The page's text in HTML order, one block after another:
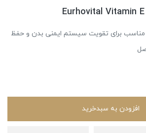
Eurhovital Vitamin
حاوی ویتامین ای و د۳ مناسب برای تقویت سیستم ایمنی بدن و حفظ
افزودن به سبدخرید